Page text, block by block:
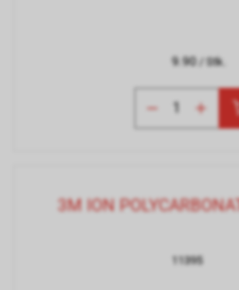
9.90/ Stk.
3M ION
11395